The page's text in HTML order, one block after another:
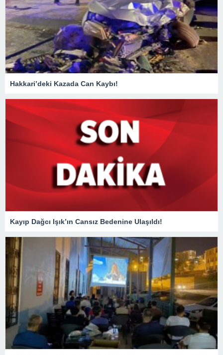
Hakkari’deki Kazada Can Kaybı!
Kayıp Dağcı Işık’ın Cansız Bedenine Ulaşıldı!